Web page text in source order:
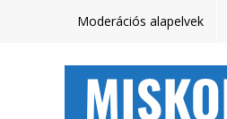
Moderációs alapelvek